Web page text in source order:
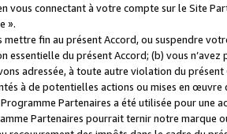
vous connectant à votre compte sur le Site
».
mettre fin au présent Accord, ou suspendre
essentielle du présent Accord; (b) vous
adressée, à toute autre violation du
à de potentielles actions ou mises en
Partenaires a été utilisée pour une
Partenaires pourrait ternir notre marque